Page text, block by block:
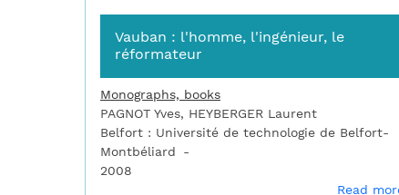
Vauban : l'homme, l'ingénieur, le
réformateur
Monographs, books
PAGNOT Yves, HEYBERGER Laurent
Belfort : Université de technologie de Belfort-
Montbéliard
2008
Read